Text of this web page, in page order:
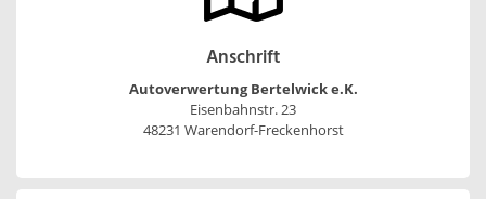
Anschrift
Autoverwertung Bertelwick e.K.
Eisenbahnstr. 23
48231 Warendorf-Freckenhorst